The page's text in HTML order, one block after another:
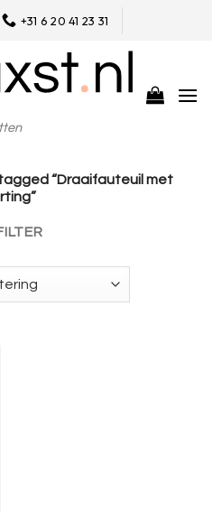
+31 6 20 41 23 31
“Draaifauteuil met